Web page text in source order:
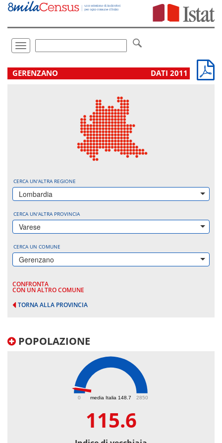
Vai
direttamente
Toggle
navigation
.
GERENZANO DATI 2011
CERCA UN'ALTRA REGIONE
Lombardia
CERCA UN'ALTRA PROVINCIA
Varese
CERCA UN COMUNE
Gerenzano
CONFRONTA
CON UN ALTRO COMUNE
TORNA ALLA PROVINCIA
POPOLAZIONE
media Italia 148.7
0 2850
115.6